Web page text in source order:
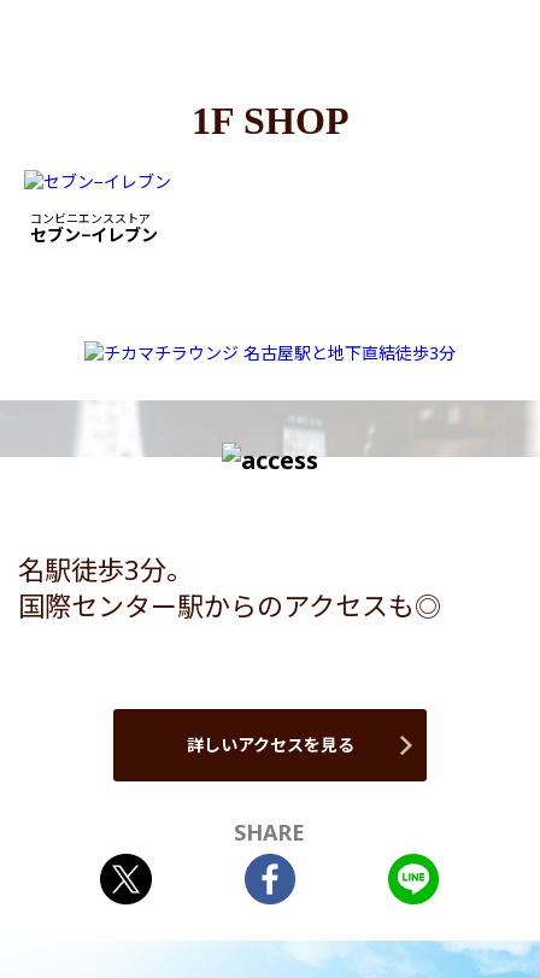
1F SHOP
コンビニエンスストア
セブン−イレブン
名駅徒歩3分。
国際センター駅からのアクセスも◎
詳しいアクセスを見る
SHARE